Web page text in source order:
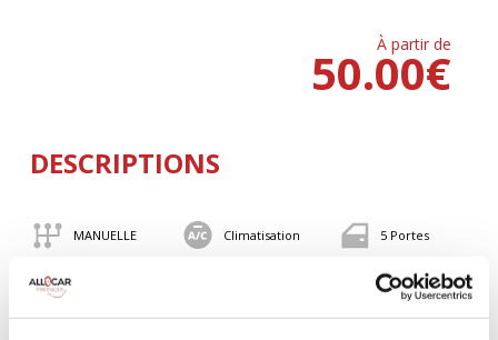
À partir de
€
50.00
DESCRIPTIONS
MANUELLE Climatisation 5 Portes
BLUETOOTH 82 CV
Valise